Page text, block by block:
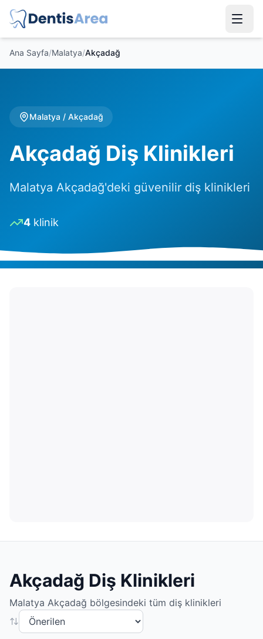
Ana Sayfa/Malatya/Akçadağ
Malatya / Akçadağ
Akçadağ Diş Klinikleri
Malatya Akçadağ'deki güvenilir diş klinikleri
4 klinik
Akçadağ Diş Klinikleri
Malatya Akçadağ bölgesindeki tüm diş klinikleri